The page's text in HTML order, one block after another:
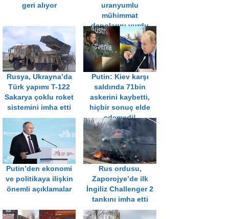
geri alıyor
uranyumlu
mühimmat
depolarını vurdu
Rusya, Ukrayna’da
Türk yapımı T-122
Sakarya çoklu roket
sistemini imha etti
Putin: Kiev karşı
saldırıda 71bin
askerini kaybetti,
hiçbir sonuç elde
edemedi!
Putin’den ekonomi
ve politikaya ilişkin
önemli açıklamalar
Rus ordusu,
Zaporojye’de ilk
İngiliz Challenger 2
tankını imha etti